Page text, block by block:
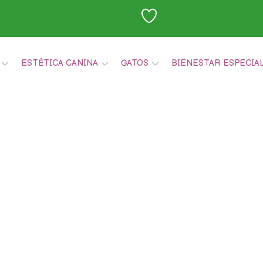
ESTÉTICA CANINA GATOS BIENESTAR